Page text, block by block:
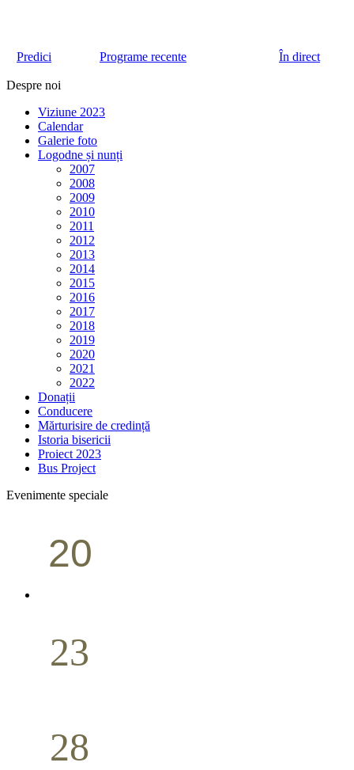
Predici Programe recente În direct
Despre noi
Viziune 2023
Calendar
Galerie foto
Logodne și nunți
2007
2008
2009
2010
2011
2012
2013
2014
2015
2016
2017
2018
2019
2020
2021
2022
Donații
Conducere
Mărturisire de credință
Istoria bisericii
Proiect 2023
Bus Project
Evenimente speciale
20
23
28